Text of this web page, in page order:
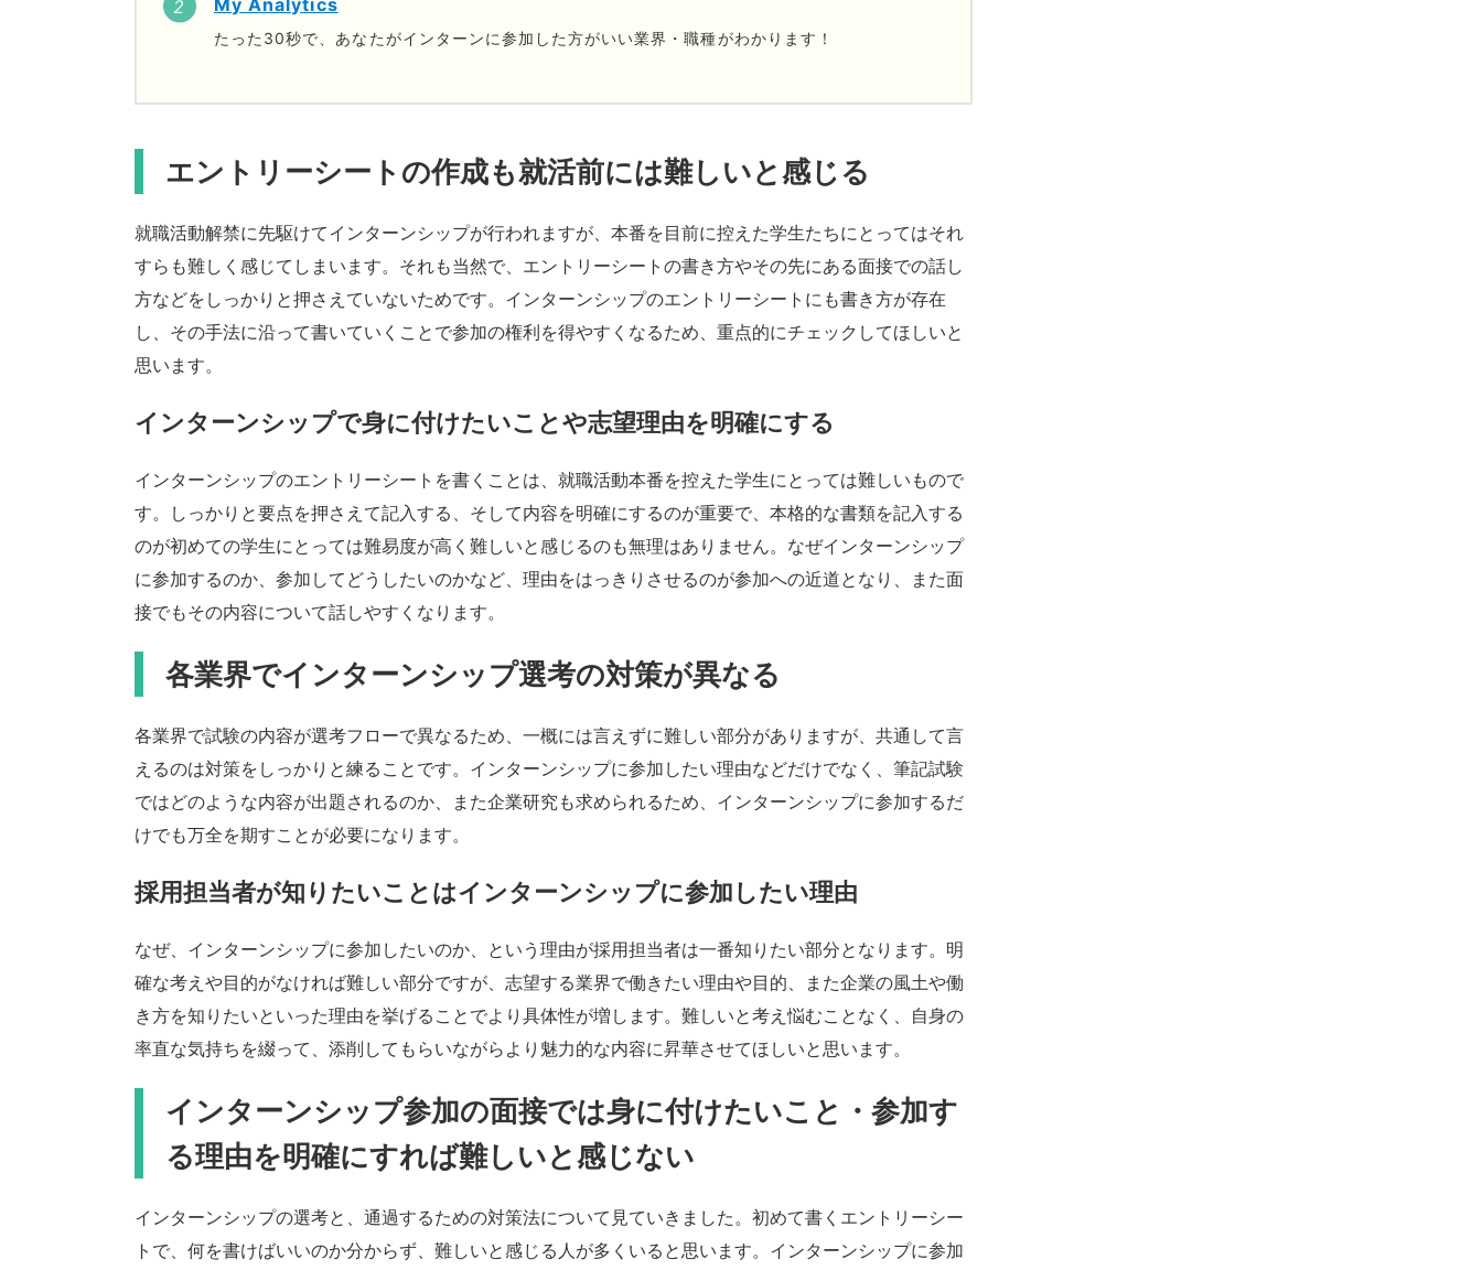
たった30秒で、あなたがインターンに参加した方がいい業界・職種がわかります！
エントリーシートの作成も就活前には難しいと感じる
就職活動解禁に先駆けてインターンシップが行われますが、本番を目前に控えた学生たちにとってはそれ
すらも難しく感じてしまいます。それも当然で、エントリーシートの書き方やその先にある面接での話し
方などをしっかりと押さえていないためです。インターンシップのエントリーシートにも書き方が存在
し、その手法に沿って書いていくことで参加の権利を得やすくなるため、重点的にチェックしてほしいと
思います。
インターンシップで身に付けたいことや志望理由を明確にする
インターンシップのエントリーシートを書くことは、就職活動本番を控えた学生にとっては難しいもので
す。しっかりと要点を押さえて記入する、そして内容を明確にするのが重要で、本格的な書類を記入する
のが初めての学生にとっては難易度が高く難しいと感じるのも無理はありません。なぜインターンシップ
に参加するのか、参加してどうしたいのかなど、理由をはっきりさせるのが参加への近道となり、また面
接でもその内容について話しやすくなります。
各業界でインターンシップ選考の対策が異なる
各業界で試験の内容が選考フローで異なるため、一概には言えずに難しい部分がありますが、共通して言
えるのは対策をしっかりと練ることです。インターンシップに参加したい理由などだけでなく、筆記試験
ではどのような内容が出題されるのか、また企業研究も求められるため、インターンシップに参加するだ
けでも万全を期すことが必要になります。
採用担当者が知りたいことはインターンシップに参加したい理由
なぜ、インターンシップに参加したいのか、という理由が採用担当者は一番知りたい部分となります。明
確な考えや目的がなければ難しい部分ですが、志望する業界で働きたい理由や目的、また企業の風土や働
き方を知りたいといった理由を挙げることでより具体性が増します。難しいと考え悩むことなく、自身の
率直な気持ちを綴って、添削してもらいながらより魅力的な内容に昇華させてほしいと思います。
インターンシップ参加の面接では身に付けたいこと・参加す
る理由を明確にすれば難しいと感じない
インターンシップの選考と、通過するための対策法について見ていきました。初めて書くエントリーシー
トで、何を書けばいいのか分からず、難しいと感じる人が多くいると思います。インターンシップに参加